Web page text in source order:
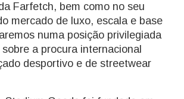
Farfetch, bem como no seu
mercado de luxo, escala e base
numa posição privilegiada
a procura internacional
desportivo e de streetwear